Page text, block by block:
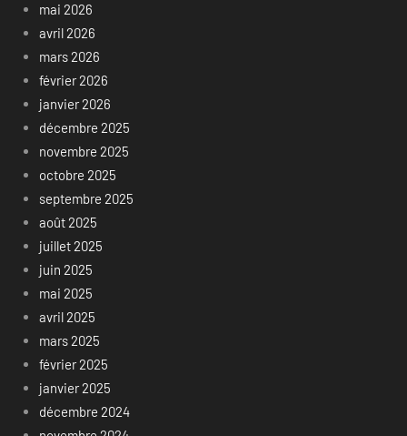
mai 2026
avril 2026
mars 2026
février 2026
janvier 2026
décembre 2025
novembre 2025
octobre 2025
septembre 2025
août 2025
juillet 2025
juin 2025
mai 2025
avril 2025
mars 2025
février 2025
janvier 2025
décembre 2024